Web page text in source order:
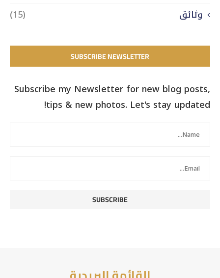
وثائق
(15)
SUBSCRIBE NEWSLETTER
Subscribe my Newsletter for new blog posts,
tips & new photos. Let's stay updated!